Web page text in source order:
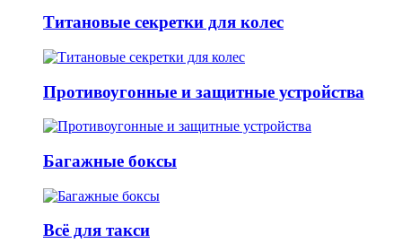
Титановые секретки для колес
Противоугонные и защитные устройства
Багажные боксы
Всё для такси